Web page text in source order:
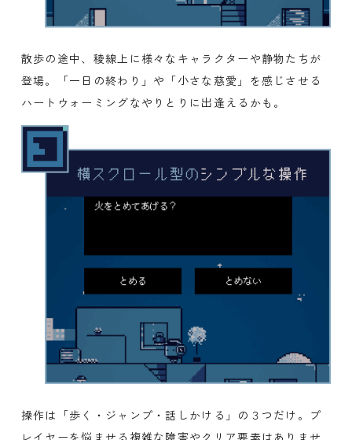
散歩の途中、稜線上に様々なキャラクターや静物たちが
登場。「一日の終わり」や「小さな慈愛」を感じさせる
ハートウォーミングなやりとりに出逢えるかも。
操作は「歩く・ジャンプ・話しかける」の３つだけ。プ
レイヤーを悩ませる複雑な障害やクリア要素はありませ